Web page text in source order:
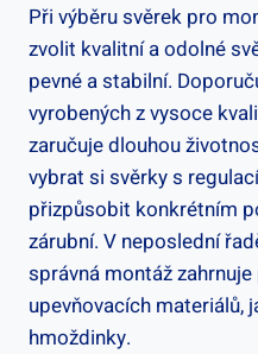
Při výběru svěrek pro
zvolit kvalitní a odolné
pevné a stabilní.
vyrobených z vysoce
zaručuje dlouhou
vybrat si svěrky s
přizpůsobit konkrétním
zárubní. V neposlední
správná montáž
upevňovacích materiálů,
hmoždinky.